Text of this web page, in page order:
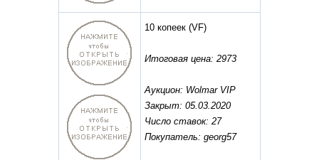
10 копеек (VF)
Итоговая цена: 2973
Аукцион: Wolmar VIP
Закрыт: 05.03.2020
Число ставок: 27
Покупатель: georg57